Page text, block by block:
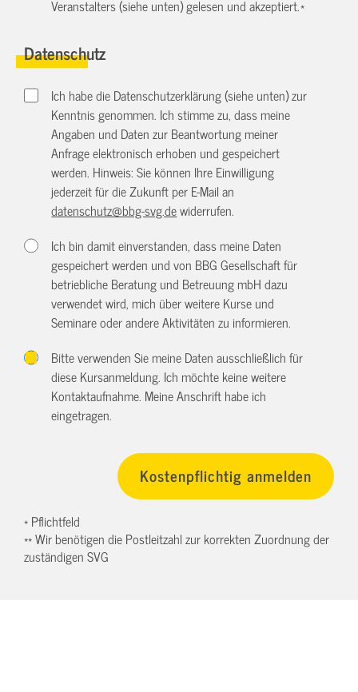
Veranstalters (siehe unten) gelesen und akzeptiert.*
Datenschutz
Ich habe die Datenschutzerklärung (siehe unten) zur
Kenntnis genommen. Ich stimme zu, dass meine
Angaben und Daten zur Beantwortung meiner
Anfrage elektronisch erhoben und gespeichert
werden. Hinweis: Sie können Ihre Einwilligung
jederzeit für die Zukunft per E-Mail an
datenschutz@bbg-svg.dewiderrufen.
Ich bin damit einverstanden, dass meine Daten
gespeichert werden und von BBG Gesellschaft für
betriebliche Beratung und Betreuung mbH dazu
verwendet wird, mich über weitere Kurse und
Seminare oder andere Aktivitäten zu informieren.
Bitte verwenden Sie meine Daten ausschließlich für
diese Kursanmeldung. Ich möchte keine weitere
Kontaktaufnahme. Meine Anschrift habe ich
eingetragen.
* Pflichtfeld
** Wir benötigen die Postleitzahl zur korrekten Zuordnung der
zuständigen SVG